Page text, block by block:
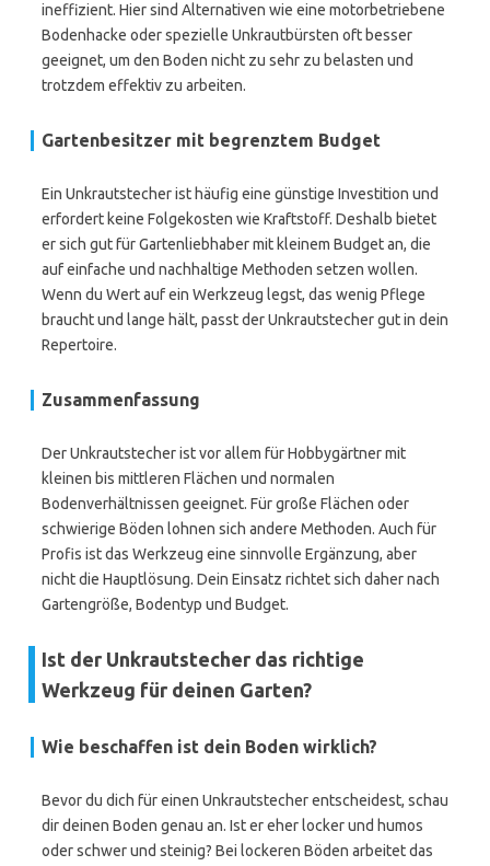
ineffizient. Hier sind Alternativen wie eine motorbetriebene
Bodenhacke oder spezielle Unkrautbürsten oft besser
geeignet, um den Boden nicht zu sehr zu belasten und
trotzdem effektiv zu arbeiten.
Gartenbesitzer mit begrenztem Budget
Ein Unkrautstecher ist häufig eine günstige Investition und
erfordert keine Folgekosten wie Kraftstoff. Deshalb bietet
er sich gut für Gartenliebhaber mit kleinem Budget an, die
auf einfache und nachhaltige Methoden setzen wollen.
Wenn du Wert auf ein Werkzeug legst, das wenig Pflege
braucht und lange hält, passt der Unkrautstecher gut in dein
Repertoire.
Zusammenfassung
Der Unkrautstecher ist vor allem für Hobbygärtner mit
kleinen bis mittleren Flächen und normalen
Bodenverhältnissen geeignet. Für große Flächen oder
schwierige Böden lohnen sich andere Methoden. Auch für
Profis ist das Werkzeug eine sinnvolle Ergänzung, aber
nicht die Hauptlösung. Dein Einsatz richtet sich daher nach
Gartengröße, Bodentyp und Budget.
Ist der Unkrautstecher das richtige
Werkzeug für deinen Garten?
Wie beschaffen ist dein Boden wirklich?
Bevor du dich für einen Unkrautstecher entscheidest, schau
dir deinen Boden genau an. Ist er eher locker und humos
oder schwer und steinig? Bei lockeren Böden arbeitet das